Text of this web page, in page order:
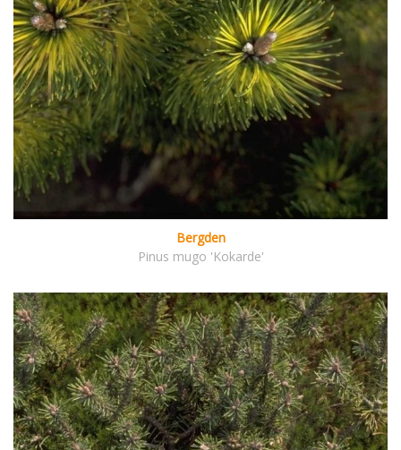
Bergden
Pinus mugo 'Kokarde'